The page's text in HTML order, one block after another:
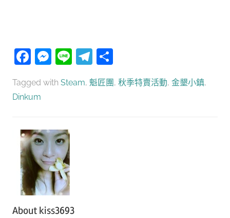
Facebook
Messenger
LineTelegram
Tagged with Steam, 魁匠團 , 秋季特賣活動, 金墾小鎮,
Dinkum
About kiss3693